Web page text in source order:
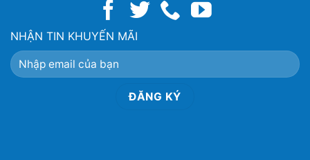
NHẬN TIN KHUYẾN MÃI